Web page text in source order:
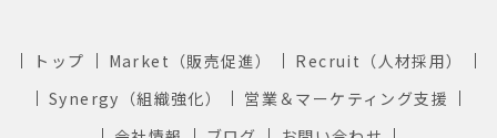
トップ Market（販売促進）
Recruit（人材採用）
Synergy（組織強化）
営業＆マーケティング支援